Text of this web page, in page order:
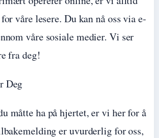
våre lesere. Du kan nå oss via e-
våre sosiale medier. Vi ser
fra deg!
Deg
måtte ha på hjertet, er vi her for å
er uvurderlig for oss,